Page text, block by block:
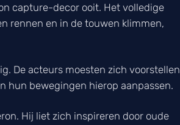
capture-decor ooit. Het volledige
rennen en in de touwen klimmen,
De acteurs moesten zich voorstellen
hun bewegingen hierop aanpassen.
Hij liet zich inspireren door oude